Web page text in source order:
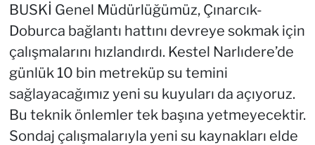
BUSKİ Genel Müdürlüğümüz, Çınarcık-
Doburca bağlantı hattını devreye sokmak için
çalışmalarını hızlandırdı. Kestel Narlıdere’de
günlük 10 bin metreküp su temini
sağlayacağımız yeni su kuyuları da açıyoruz.
Bu teknik önlemler tek başına yetmeyecektir.
Sondaj çalışmalarıyla yeni su kaynakları elde